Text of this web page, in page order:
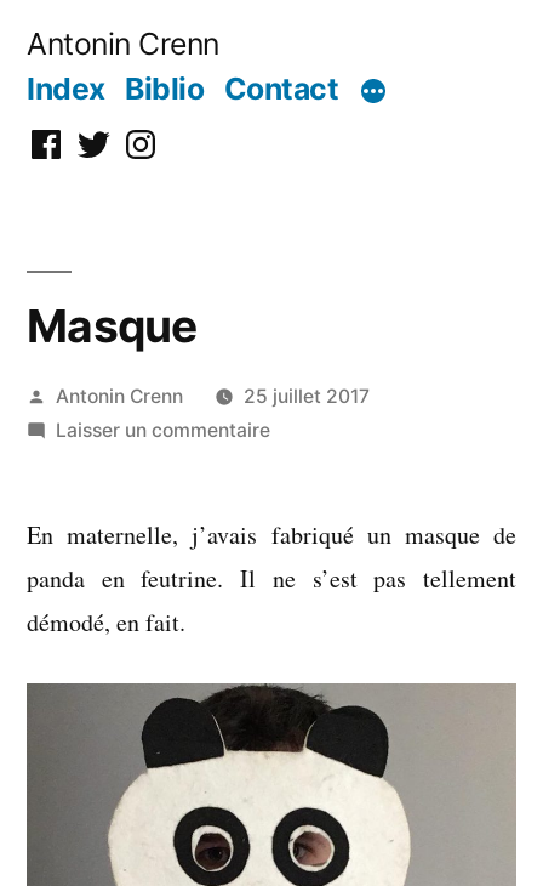
Antonin Crenn
Index Biblio Contact
Facebook
TwitterInstagram
Masque
Publié
par
Antonin Crenn
25 juillet 2017
Laisser un commentairesur
En maternelle, j’avais fabriqué un masque de
panda en feutrine. Il ne s’est pas tellement
démodé, en fait.